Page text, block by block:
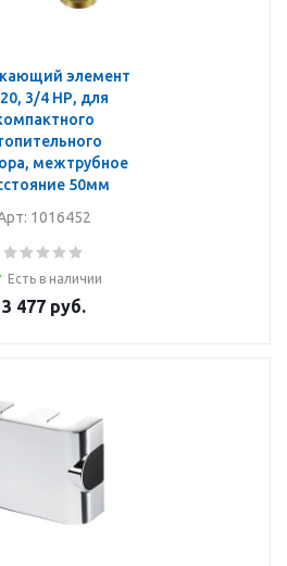
элемент
3/4 НР, для
межтрубное
50мм
1016452
Есть в наличии
3 477 руб.